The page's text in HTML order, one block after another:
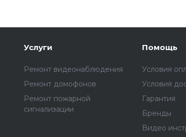
Услуги
Ремонт видеонаблюдения
Ремонт домофонов
Ремонт пожарной
сигнализации
Помощь
Условия
Условия
Гарантия
Бренды
Видео